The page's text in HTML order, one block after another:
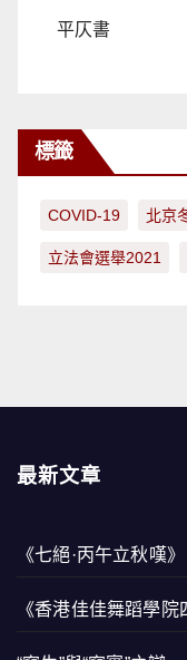
平仄書
標籤
COVID-19 北京
立法會選舉2021
最新文章
《七絕·丙午立秋嘆》
《香港佳佳舞蹈學